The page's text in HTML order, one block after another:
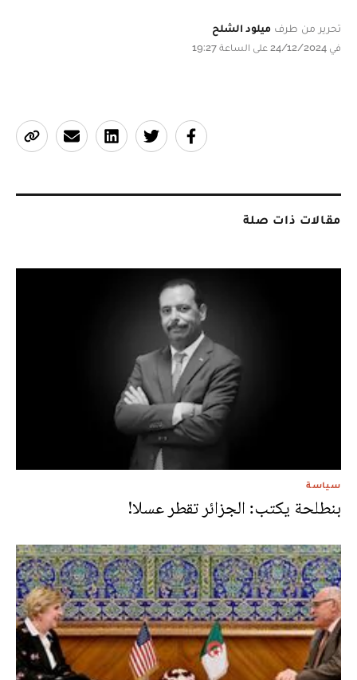
تحرير من طرف ميلود الشلح
في 24/12/2024 على الساعة 19:27
مقالات ذات صلة
سياسة
بنطلحة يكتب: الجزائر تقطر عسلا!